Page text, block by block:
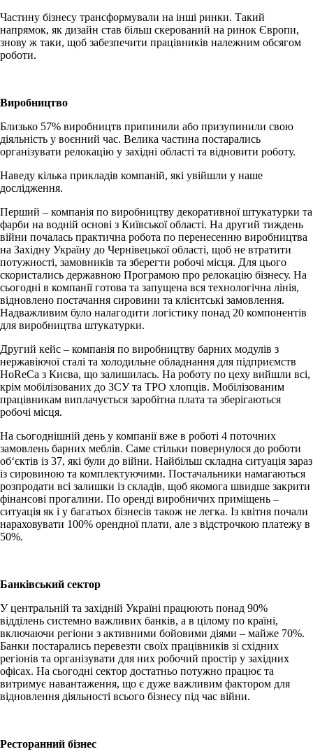
Частину бізнесу трансформували на інші ринки. Такий
напрямок, як дизайн став більш скерований на ринок Європи,
знову ж таки, щоб забезпечити працівників належним обсягом
роботи.
Виробництво
Близько 57% виробництв припинили або призупинили свою
діяльність у воєнний час. Велика частина постарались
організувати релокацію у західні області та відновити роботу.
Наведу кілька прикладів компаній, які увійшли у наше
дослідження.
Перший – компанія по виробництву декоративної штукатурки та
фарби на водній основі з Київської області. На другий тиждень
війни почалась практична робота по перенесенню виробництва
на Західну Україну до Чернівецької області, щоб не втратити
потужності, замовників та зберегти робочі місця. Для цього
скористались державною Програмою про релокацію бізнесу. На
сьогодні в компанії готова та запущена вся технологічна лінія,
відновлено постачання сировини та клієнтські замовлення.
Надважливим було налагодити логістику понад 20 компонентів
для виробництва штукатурки.
Другий кейс – компанія по виробництву барних модулів з
нержавіючої сталі та холодильне обладнання для підприємств
HoReCa з Києва, що залишилась. На роботу по цеху вийшли всі,
крім мобілізованих до ЗСУ та ТРО хлопців. Мобілізованим
працівникам виплачується заробітна плата та зберігаються
робочі місця.
На сьогоднішній день у компанії вже в роботі 4 поточних
замовлень барних меблів. Саме стільки повернулося до роботи
об‘єктів із 37, які були до війни. Найбільш складна ситуація зараз
із сировиною та комплектуючими. Постачальники намагаються
розпродати всі залишки із складів, щоб якомога швидше закрити
фінансові прогалини. По оренді виробничих приміщень –
ситуація як і у багатьох бізнесів також не легка. Із квітня почали
нараховувати 100% орендної плати, але з відстрочкою платежу в
50%.
Банківський сектор
У центральній та західній Україні працюють понад 90%
відділень системно важливих банків, а в цілому по країні,
включаючи регіони з активними бойовими діями – майже 70%.
Банки постарались перевезти своїх працівників зі східних
регіонів та організувати для них робочий простір у західних
офісах. На сьогодні сектор достатньо потужно працює та
витримує навантаження, що є дуже важливим фактором для
відновлення діяльності всього бізнесу під час війни.
Ресторанний бізнес